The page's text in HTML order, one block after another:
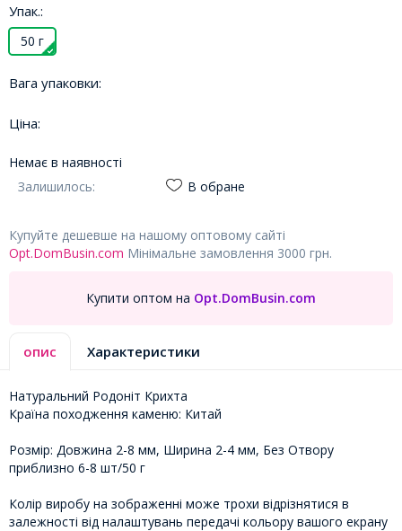
Упак.:
50 г
Вага упаковки:
Ціна:
Немає в наявності
Залишилось:
В обране
Купуйте дешевше на нашому оптовому сайті
Opt.DomBusin.com Мінімальне замовлення 3000 грн.
Купити оптом на Opt.DomBusin.com
опис Характеристики
Натуральний Родоніт Крихта
Країна походження каменю: Китай
Розмір: Довжина 2-8 мм, Ширина 2-4 мм, Без Отвору
приблизно 6-8 шт/50 г
Колір виробу на зображенні може трохи відрізнятися в
залежності від налаштувань передачі кольору вашого екрану